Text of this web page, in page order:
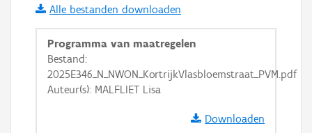
i
+ −
Alle bestanden downloaden
Programma van maatregelen
Bestand:
2025E346_N_NWON_KortrijkVlasbloemstraat_PVM.pdf
Auteur(s): MALFLIET Lisa
Downloaden